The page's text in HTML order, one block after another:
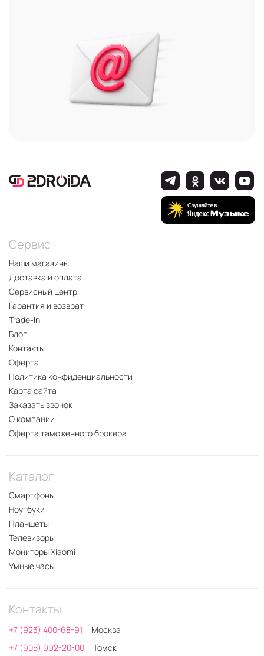
Сервис
Наши магазины
Доставка и оплата
Сервисный центр
Гарантия и возврат
Trade-In
Блог
Контакты
Оферта
Политика конфиденциальности
Карта сайта
Заказать звонок
О компании
Оферта таможенного брокера
Каталог
Смартфоны
Ноутбуки
Планшеты
Телевизоры
Мониторы Xiaomi
Умные часы
Контакты
+7 (923) 400-68-91
Москва
+7 (905) 992-20-00
Томск